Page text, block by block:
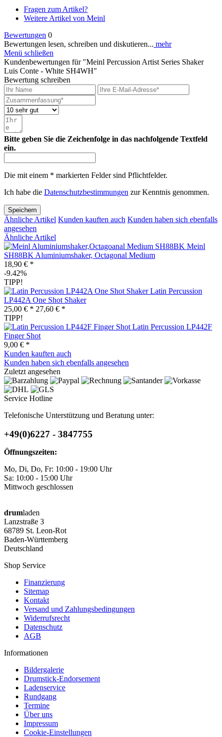
Fragen zum Artikel?
Weitere Artikel von Meinl
Bewertungen 0
Bewertungen lesen, schreiben und diskutieren... mehr
Menü schließen
Kundenbewertungen für "Meinl Percussion Artist Series Shaker
Luis Conte - White SH4WH"
Bewertung schreiben
Bitte geben Sie die Zeichenfolge in das nachfolgende Textfeld
ein.
Die mit einem * markierten Felder sind Pflichtfelder.
Ich habe die Datenschutzbestimmungen zur Kenntnis genommen.
Speichern
Ähnliche Artikel Kunden kauften auch Kunden haben sich ebenfalls
angesehen
Ähnliche Artikel
Meinl
SH88BK Aluminiumshaker, Octagonal Medium
18,90 € *
-9.42%
TIPP!
Latin Percussion
LP442A One Shot Shaker
25,00 € * 27,60 € *
TIPP!
Latin Percussion LP442F
Finger Shot
9,00 € *
Kunden kauften auch
Kunden haben sich ebenfalls angesehen
Zuletzt angesehen
Service Hotline
Telefonische Unterstützung und Beratung unter:
+49(0)6227 - 3847755
Öffnungszeiten:
Mo, Di, Do, Fr: 10:00 - 19:00 Uhr
Sa: 10:00 - 15:00 Uhr
Mittwoch geschlossen
drumladen
Lanzstraße 3
68789 St. Leon-Rot
Baden-Württemberg
Deutschland
Shop Service
Finanzierung
Sitemap
Kontakt
Versand und Zahlungsbedingungen
Widerrufsrecht
Datenschutz
AGB
Informationen
Bildergalerie
Drumstick-Endorsement
Ladenservice
Rundgang
Termine
Über uns
Impressum
Cookie-Einstellungen